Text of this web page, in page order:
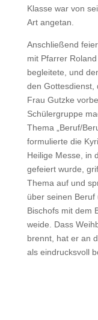
Klasse war von
Art angetan.
Anschließend
mit Pfarrer
begleitete, und
den Gottesdienst,
Frau Gutzke
Schülergruppe
Thema „Beruf/
formulierte die
Heilige Messe, in
gefeiert wurde,
Thema auf und
über seinen
Bischofs mit dem
weide. Dass
brennt, hat er an
als eindrucksvoll